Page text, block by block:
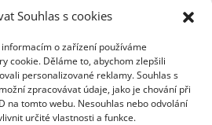
Souhlas s cookies
o zařízení používáme
cookie. Děláme to, abychom zlepšili
personalizované reklamy. Souhlas s
zpracovávat údaje, jako je chování při
na tomto webu. Nesouhlas nebo odvolání
určité vlastnosti a funkce.
zajímat